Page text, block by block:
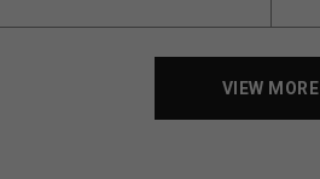
VIEW MORE